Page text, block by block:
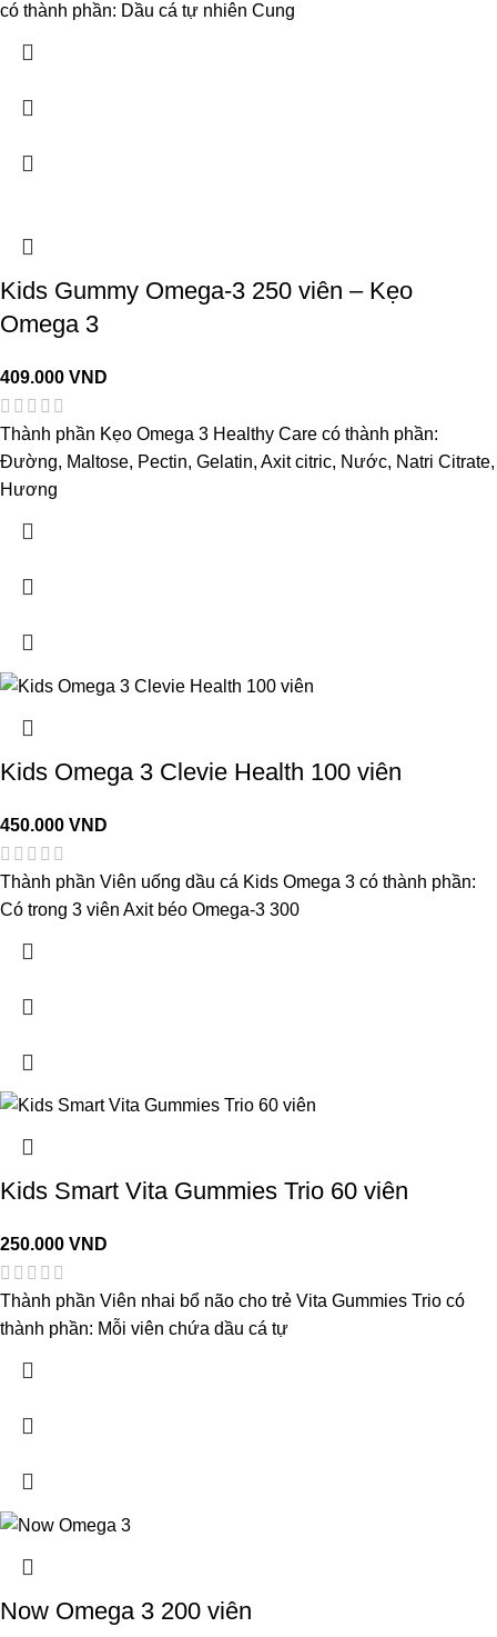
có thành phần: Dầu cá tự nhiên Cung
Kids Gummy Omega-3 250 viên – Kẹo
Omega 3
409.000VND
Thành phần Kẹo Omega 3 Healthy Care có thành phần:
Đường, Maltose, Pectin, Gelatin, Axit citric, Nước, Natri Citrate,
Hương
Kids Omega 3 Clevie Health 100 viên
450.000VND
Thành phần Viên uống dầu cá Kids Omega 3 có thành phần:
Có trong 3 viên Axit béo Omega-3 300
Kids Smart Vita Gummies Trio 60 viên
250.000VND
Thành phần Viên nhai bổ não cho trẻ Vita Gummies Trio có
thành phần: Mỗi viên chứa dầu cá tự
Now Omega 3 200 viên